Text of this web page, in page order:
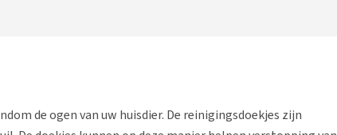
de ogen van uw huisdier. De reinigingsdoekjes zijn